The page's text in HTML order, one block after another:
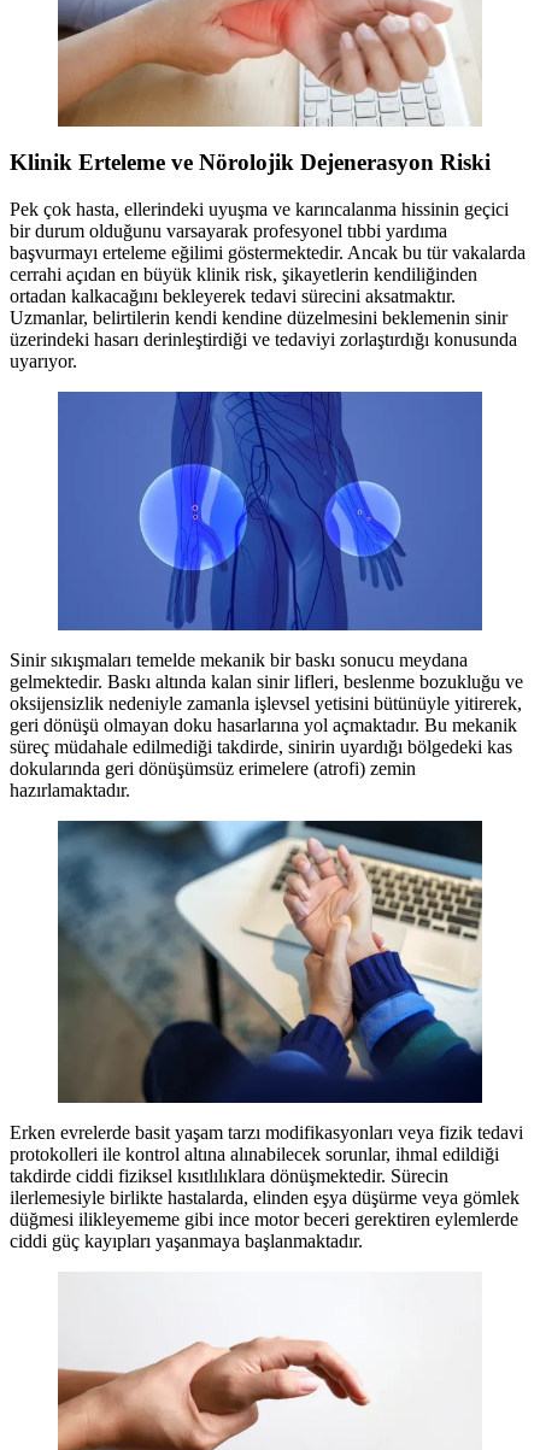
Klinik Erteleme ve Nörolojik Dejenerasyon Riski
Pek çok hasta, ellerindeki uyuşma ve karıncalanma hissinin geçici
bir durum olduğunu varsayarak profesyonel tıbbi yardıma
başvurmayı erteleme eğilimi göstermektedir. Ancak bu tür vakalarda
cerrahi açıdan en büyük klinik risk, şikayetlerin kendiliğinden
ortadan kalkacağını bekleyerek tedavi sürecini aksatmaktır.
Uzmanlar, belirtilerin kendi kendine düzelmesini beklemenin sinir
üzerindeki hasarı derinleştirdiği ve tedaviyi zorlaştırdığı konusunda
uyarıyor.
Sinir sıkışmaları temelde mekanik bir baskı sonucu meydana
gelmektedir. Baskı altında kalan sinir lifleri, beslenme bozukluğu ve
oksijensizlik nedeniyle zamanla işlevsel yetisini bütünüyle yitirerek,
geri dönüşü olmayan doku hasarlarına yol açmaktadır. Bu mekanik
süreç müdahale edilmediği takdirde, sinirin uyardığı bölgedeki kas
dokularında geri dönüşümsüz erimelere (atrofi) zemin
hazırlamaktadır.
Erken evrelerde basit yaşam tarzı modifikasyonları veya fizik tedavi
protokolleri ile kontrol altına alınabilecek sorunlar, ihmal edildiği
takdirde ciddi fiziksel kısıtlılıklara dönüşmektedir. Sürecin
ilerlemesiyle birlikte hastalarda, elinden eşya düşürme veya gömlek
düğmesi ilikleyememe gibi ince motor beceri gerektiren eylemlerde
ciddi güç kayıpları yaşanmaya başlanmaktadır.